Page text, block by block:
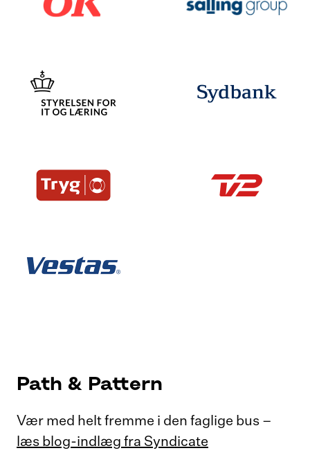
Path & Pattern
Vær med helt fremme i den faglige bus –
læs blog-indlæg fra Syndicate